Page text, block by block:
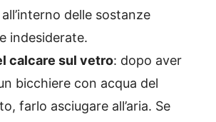
delle sostanze
indesiderate.
calcare sul vetro: dopo aver
bicchiere con acqua del
farlo asciugare all’aria. Se